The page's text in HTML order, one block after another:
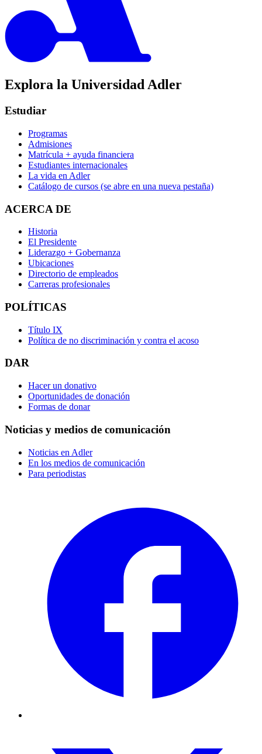
Explora la Universidad Adler
Estudiar
Programas
Admisiones
Matrícula + ayuda financiera
Estudiantes internacionales
La vida en Adler
Catálogo de cursos (se abre en una nueva pestaña)
ACERCA DE
Historia
El Presidente
Liderazgo + Gobernanza
Ubicaciones
Directorio de empleados
Carreras profesionales
POLÍTICAS
Título IX
Política de no discriminación y contra el acoso
DAR
Hacer un donativo
Oportunidades de donación
Formas de donar
Noticias y medios de comunicación
Noticias en Adler
En los medios de comunicación
Para periodistas